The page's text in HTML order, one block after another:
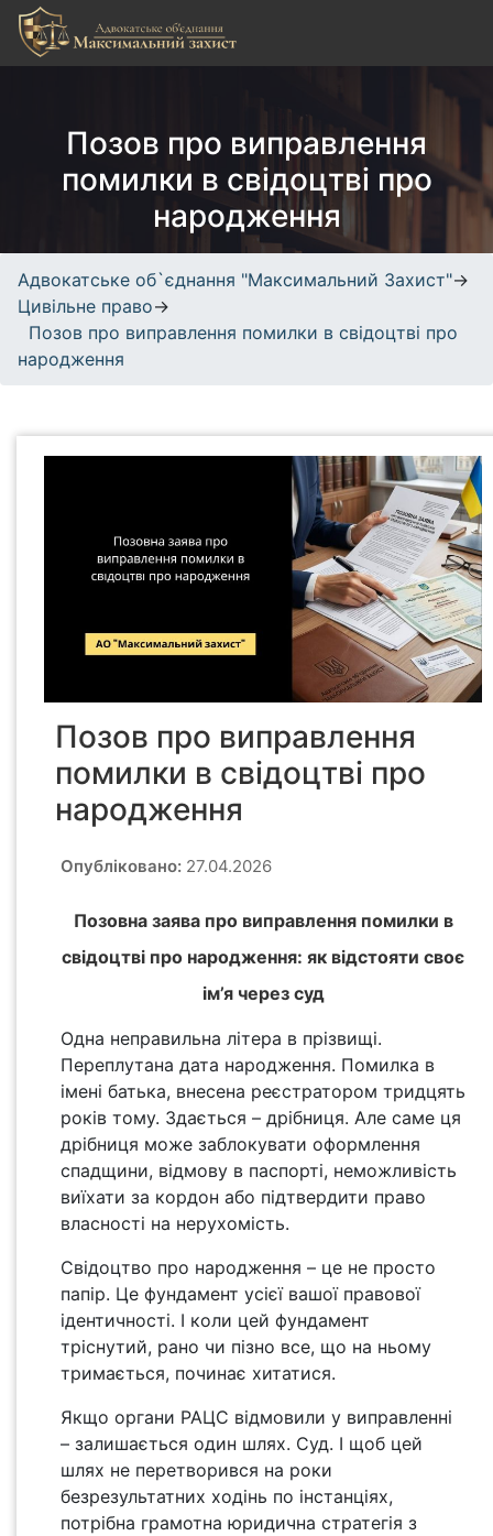
i
t
послуги, кримінальне, трудове,
спортивне право.
Позов про виправлення
помилки в свідоцтві про
народження
Адвокатське об`єднання "Максимальний Захист"→
Цивільне право→
Позов про виправлення помилки в свідоцтві про
народження
Позов про виправлення
помилки в свідоцтві про
народження
Опубліковано: 27.04.2026
Позовна заява про виправлення помилки в
свідоцтві про народження: як відстояти своє
ім’я через суд
Одна неправильна літера в прізвищі.
Переплутана дата народження. Помилка в
імені батька, внесена реєстратором тридцять
років тому. Здається – дрібниця. Але саме ця
дрібниця може заблокувати оформлення
спадщини, відмову в паспорті, неможливість
виїхати за кордон або підтвердити право
власності на нерухомість.
Свідоцтво про народження – це не просто
папір. Це фундамент усієї вашої правової
ідентичності. І коли цей фундамент
тріснутий, рано чи пізно все, що на ньому
тримається, починає хитатися.
Якщо органи РАЦС відмовили у виправленні
– залишається один шлях. Суд. І щоб цей
шлях не перетворився на роки
безрезультатних ходінь по інстанціях,
потрібна грамотна юридична стратегія з